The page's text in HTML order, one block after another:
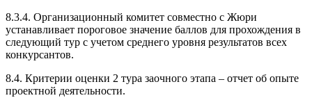
8.3.4. Организационный комитет совместно с Жюри
устанавливает пороговое значение баллов для прохождения в
следующий тур с учетом среднего уровня результатов всех
конкурсантов.
8.4. Критерии оценки 2 тура заочного этапа – отчет об опыте
проектной деятельности.